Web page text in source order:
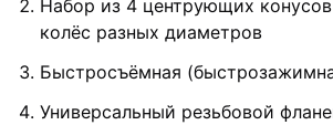
Набор из 4 центрующих
колёс разных диаметров
Быстросъёмная
Универсальный резьбовой